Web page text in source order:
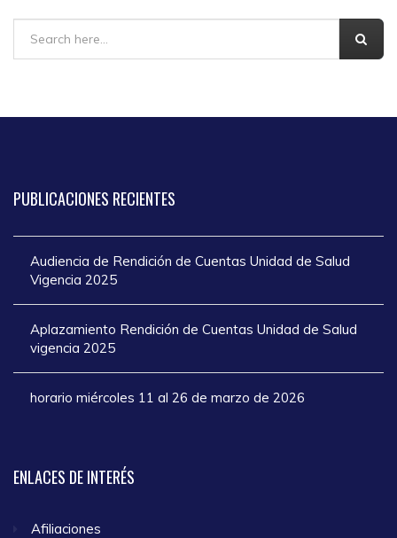
Buscar
PUBLICACIONES RECIENTES
Audiencia de Rendición de Cuentas Unidad de Salud
Vigencia 2025
Aplazamiento Rendición de Cuentas Unidad de Salud
vigencia 2025
horario miércoles 11 al 26 de marzo de 2026
ENLACES DE INTERÉS
Afiliaciones